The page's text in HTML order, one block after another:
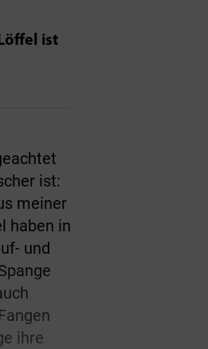
ist
ist:
meiner
haben in
und
ihre